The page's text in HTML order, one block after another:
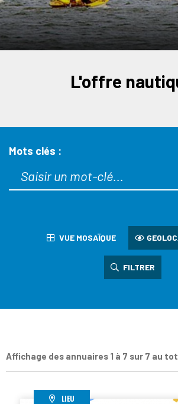
L'offre
Mots clés :
VUE MOSAÏQUE
FILTRER
Affichage des annuaires 1 à 7 sur 7 au
LIEU